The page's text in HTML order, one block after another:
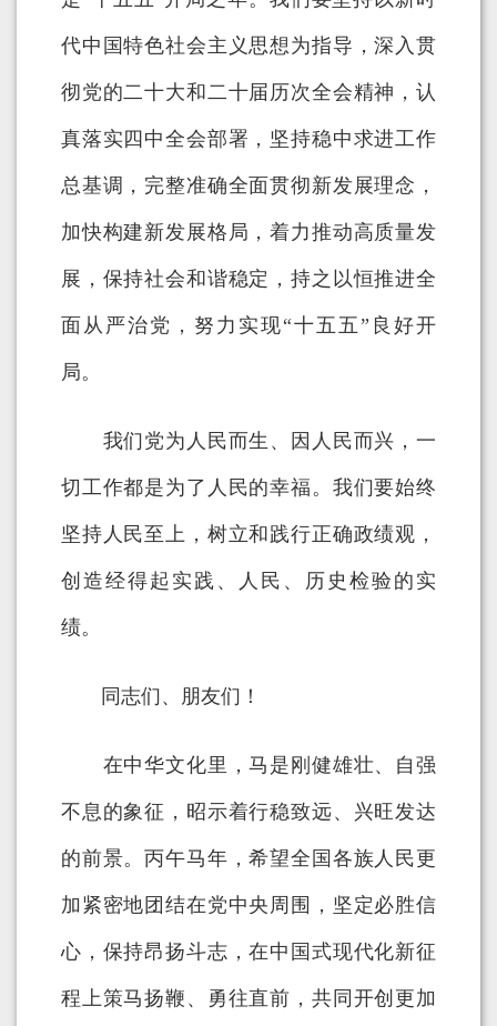
代中国特色社会主义思想为指导，深入贯
彻党的二十大和二十届历次全会精神，认
真落实四中全会部署，坚持稳中求进工作
总基调，完整准确全面贯彻新发展理念，
加快构建新发展格局，着力推动高质量发
展，保持社会和谐稳定，持之以恒推进全
面从严治党，努力实现“十五五”良好开
局。
我们党为人民而生、因人民而兴，一
切工作都是为了人民的幸福。我们要始终
坚持人民至上，树立和践行正确政绩观，
创造经得起实践、人民、历史检验的实
绩。
同志们、朋友们！
在中华文化里，马是刚健雄壮、自强
不息的象征，昭示着行稳致远、兴旺发达
的前景。丙午马年，希望全国各族人民更
加紧密地团结在党中央周围，坚定必胜信
心，保持昂扬斗志，在中国式现代化新征
程上策马扬鞭、勇往直前，共同开创更加